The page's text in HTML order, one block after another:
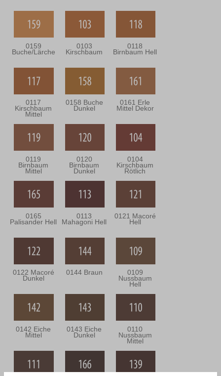
0159
Buche/Lärche
0103
Kirschbaum
0118
Birnbaum Hell
0117
Kirschbaum
Mittel
0158 Buche
Dunkel
0161 Erle
Mittel Dekor
0119
Birnbaum
Mittel
0120
Birnbaum
Dunkel
0104
Kirschbaum
Rötlich
0165
Palisander Hell
0113
Mahagoni Hell
0121 Macoré
Hell
0122 Macoré
Dunkel
0144 Braun 0109
Nussbaum
Hell
0142 Eiche
Mittel
0143 Eiche
Dunkel
0110
Nussbaum
Mittel